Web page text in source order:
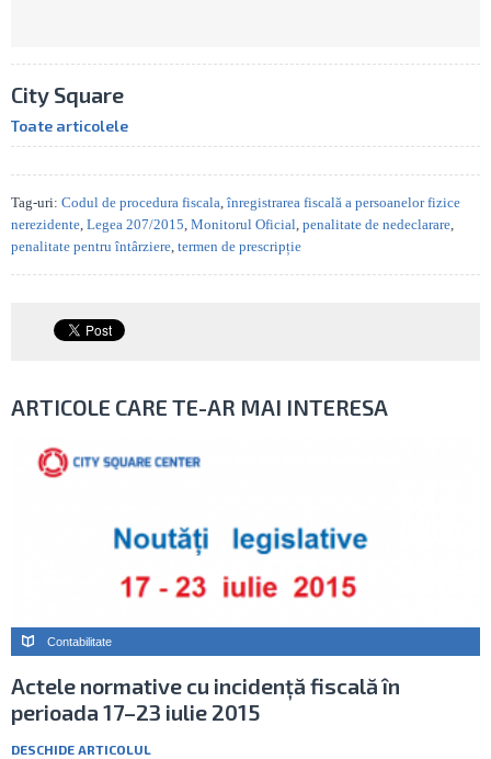
City Square
Toate articolele
Tag-uri: Codul de procedura fiscala înregistrarea fiscală a persoanelor fizice
nerezidente Legea 207/2015 Monitorul Oficial penalitate de nedeclarare
penalitate pentru întârziere termen de prescripție
ARTICOLE CARE TE-AR MAI INTERESA
Contabilitate
Actele normative cu incidență fiscală în
perioada 17–23 iulie 2015
DESCHIDE ARTICOLUL